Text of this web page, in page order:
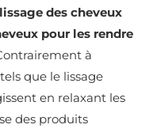
des cheveux
pour les rendre
à
que le lissage
en relaxant les
des produits